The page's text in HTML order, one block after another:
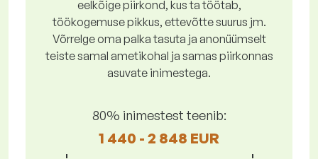
eelkõige piirkond, kus ta töötab,
töökogemuse pikkus, ettevõtte suurus jm.
Võrrelge oma palka tasuta ja anonüümselt
teiste samal ametikohal ja samas piirkonnas
asuvate inimestega.
80% inimestest teenib:
1 440 - 2 848 EUR